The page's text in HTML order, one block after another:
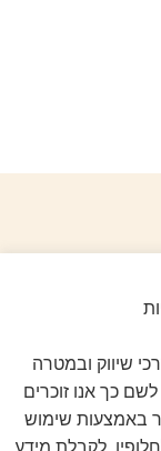
שיווק ובמטרה
כך אנו זוכרים
באמצעות שימוש